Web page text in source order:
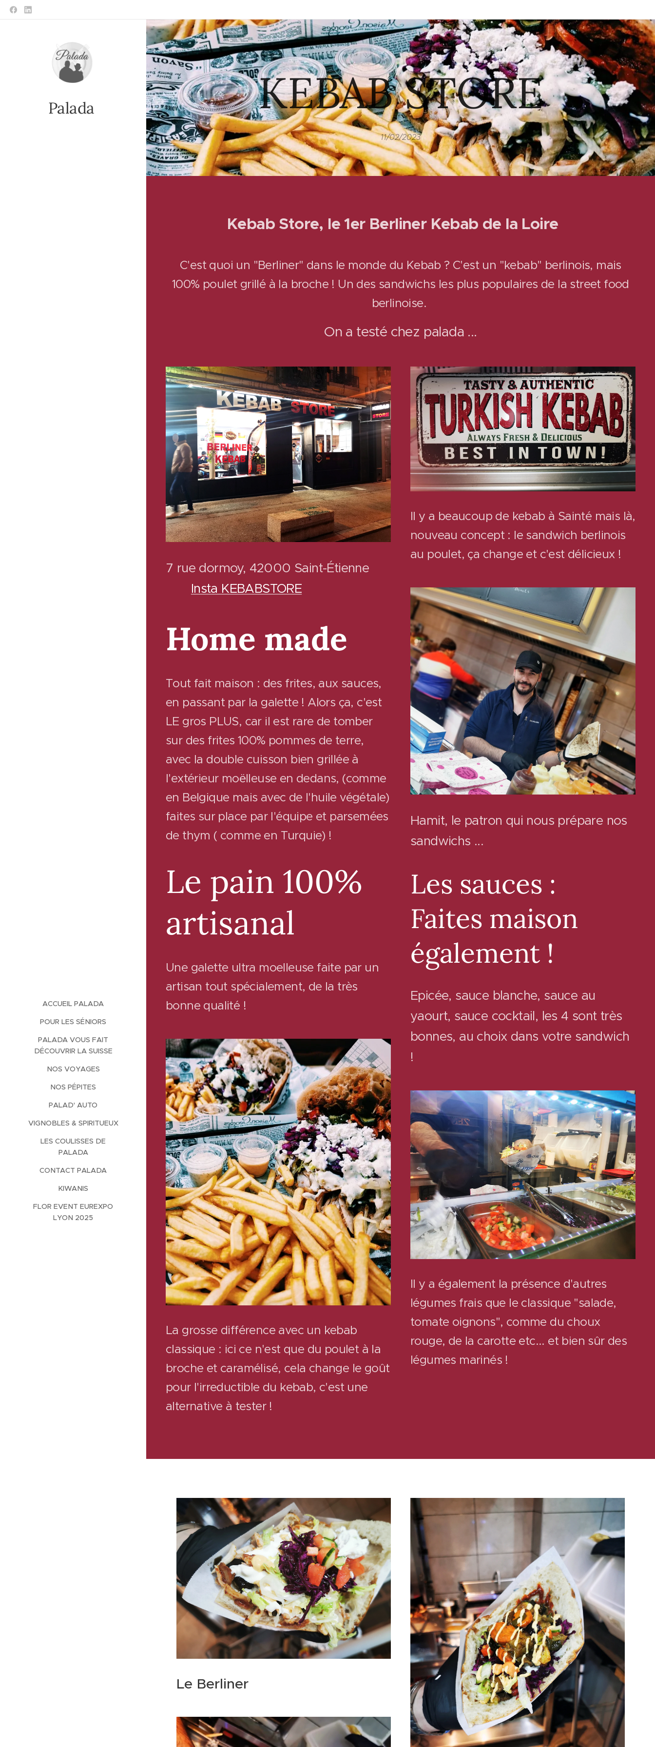
Palada
ACCUEIL PALADA
POUR LES SÉNIORS
PALADA VOUS FAIT
DÉCOUVRIR LA SUISSE
NOS VOYAGES
NOS PÉPITES
PALAD' AUTO
VIGNOBLES & SPIRITUEUX
LES COULISSES DE
PALADA
CONTACT PALADA
KIWANIS
FLOR EVENT EUREXPO
LYON 2025
KEBAB STORE
11/02/2023
Kebab Store, le 1er Berliner Kebab de la Loire
C'est quoi un "Berliner" dans le monde du Kebab ? C'est un "kebab" berlinois, mais
100% poulet grillé à la broche ! Un des sandwichs les plus populaires de la street food
berlinoise.
On a testé chez palada ...
7 rue dormoy, 42000 Saint-Étienne
Insta KEBABSTORE
Home made
Tout fait maison : des frites, aux sauces,
en passant par la galette ! Alors ça, c'est
LE gros PLUS, car il est rare de tomber
sur des frites 100% pommes de terre,
avec la double cuisson bien grillée à
l'extérieur moëlleuse en dedans, (comme
en Belgique mais avec de l'huile végétale)
faites sur place par l'équipe et parsemées
de thym ( comme en Turquie) !
Le pain 100%
artisanal
Une galette ultra moelleuse faite par un
artisan tout spécialement, de la très
bonne qualité !
La grosse différence avec un kebab
classique : ici ce n'est que du poulet à la
broche et caramélisé, cela change le goût
pour l'irreductible du kebab, c'est une
alternative à tester !
Il y a beaucoup de kebab à Sainté mais là,
nouveau concept : le sandwich berlinois
au poulet, ça change et c'est délicieux !
Hamit, le patron qui nous prépare nos
sandwichs ...
Les sauces :
Faites maison
également !
Epicée, sauce blanche, sauce au
yaourt, sauce cocktail, les 4 sont très
bonnes, au choix dans votre sandwich
!
Il y a également la présence d'autres
légumes frais que le classique "salade,
tomate oignons", comme du choux
rouge, de la carotte etc... et bien sûr des
légumes marinés !
Le Berliner